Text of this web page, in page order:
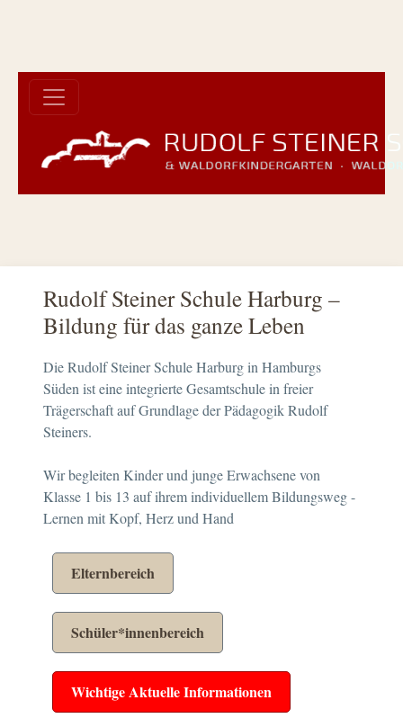
Rudolf Steiner Schule Harburg –
Bildung für das ganze Leben
Die Rudolf Steiner Schule Harburg in Hamburgs
Süden ist eine integrierte Gesamtschule in freier
Trägerschaft auf Grundlage der Pädagogik Rudolf
Steiners.
Wir begleiten Kinder und junge Erwachsene von
Klasse 1 bis 13 auf ihrem individuellem Bildungsweg -
Lernen mit Kopf, Herz und Hand
Elternbereich
Schüler*innenbereich
Wichtige Aktuelle Informationen